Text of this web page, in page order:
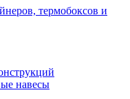
термобоксов и
навесы